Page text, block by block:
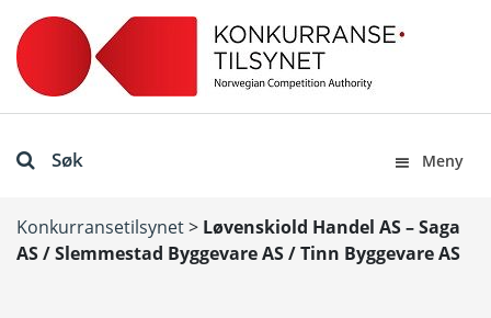
Søk Meny
Konkurransetilsynet> Løvenskiold Handel AS – Saga
AS / Slemmestad Byggevare AS / Tinn Byggevare AS